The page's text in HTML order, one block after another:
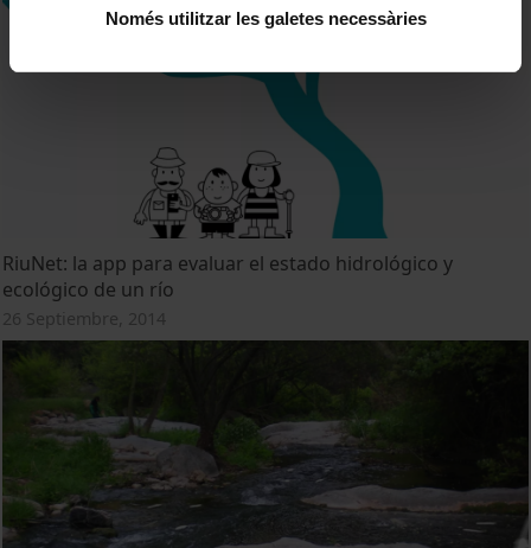
Només utilitzar les galetes necessàries
RiuNet: la app para evaluar el estado hidrológico y
ecológico de un río
26 Septiembre, 2014